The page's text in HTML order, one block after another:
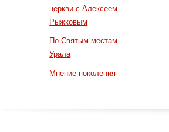
церкви с Алексеем
Рыжковым
По Святым местам
Урала
Мнение поколения